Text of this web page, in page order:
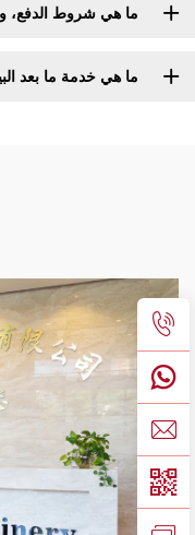
ما هي شروط الدفع،
ما هي خدمة ما بعد